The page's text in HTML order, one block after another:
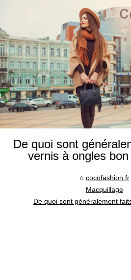
De quoi sont
vernis à ongles
cocofashion.fr
Macquillage
De quoi sont généralement